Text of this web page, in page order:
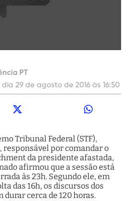
PT
dia 29 de agosto de 2016 às 16:50
Tribunal Federal (STF),
responsável por comandar o
da presidente afastada,
afirmou que a sessão está
às 23h. Segundo ele, em
das 16h, os discursos dos
cerca de 120 horas.